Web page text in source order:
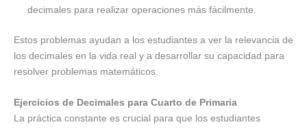
decimales para realizar operaciones más fácilmente.
Estos problemas ayudan a los estudiantes a ver la relevancia de
los decimales en la vida real y a desarrollar su capacidad para
resolver problemas matemáticos.
Ejercicios de Decimales para Cuarto de Primaria
La práctica constante es crucial para que los estudiantes